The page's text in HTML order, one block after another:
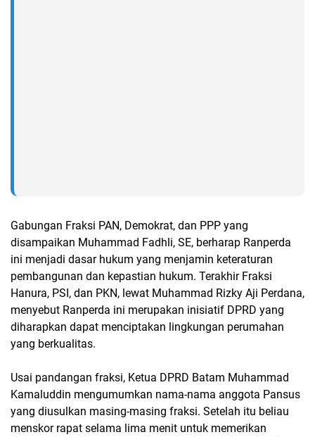
Gabungan Fraksi PAN, Demokrat, dan PPP yang
disampaikan Muhammad Fadhli, SE, berharap Ranperda
ini menjadi dasar hukum yang menjamin keteraturan
pembangunan dan kepastian hukum. Terakhir Fraksi
Hanura, PSI, dan PKN, lewat Muhammad Rizky Aji Perdana,
menyebut Ranperda ini merupakan inisiatif DPRD yang
diharapkan dapat menciptakan lingkungan perumahan
yang berkualitas.
Usai pandangan fraksi, Ketua DPRD Batam Muhammad
Kamaluddin mengumumkan nama-nama anggota Pansus
yang diusulkan masing-masing fraksi. Setelah itu beliau
menskor rapat selama lima menit untuk memerikan